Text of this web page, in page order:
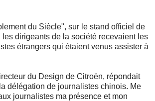
du Siècle", sur le stand officiel de
les dirigeants de la société recevaient les
étrangers qui étaient venus assister à
du Design de Citroën, répondait
délégation de journalistes chinois. Me
journalistes ma présence et mon